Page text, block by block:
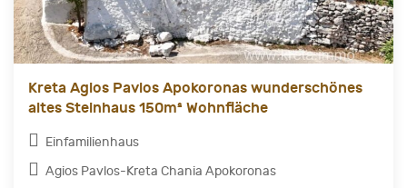
Kreta Agios Pavlos Apokoronas wunderschönes
altes Steinhaus 150m² Wohnfläche
Einfamilienhaus
Agios Pavlos-Kreta Chania Apokoronas